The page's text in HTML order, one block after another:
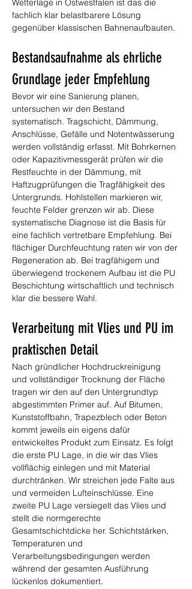
Wetterlage in Ostwestfalen ist das die
fachlich klar belastbarere Lösung
gegenüber klassischen Bahnenaufbauten.
Bestandsaufnahme als ehrliche
Grundlage jeder Empfehlung
Bevor wir eine Sanierung planen,
untersuchen wir den Bestand
systematisch. Tragschicht, Dämmung,
Anschlüsse, Gefälle und Notentwässerung
werden vollständig erfasst. Mit Bohrkernen
oder Kapazitivmessgerät prüfen wir die
Restfeuchte in der Dämmung, mit
Haftzugprüfungen die Tragfähigkeit des
Untergrunds. Hohlstellen markieren wir,
feuchte Felder grenzen wir ab. Diese
systematische Diagnose ist die Basis für
eine fachlich vertretbare Empfehlung. Bei
flächiger Durchfeuchtung raten wir von der
Regeneration ab. Bei tragfähigem und
überwiegend trockenem Aufbau ist die PU
Beschichtung wirtschaftlich und technisch
klar die bessere Wahl.
Verarbeitung mit Vlies und PU im
praktischen Detail
Nach gründlicher Hochdruckreinigung
und vollständiger Trocknung der Fläche
tragen wir den auf den Untergrundtyp
abgestimmten Primer auf. Auf Bitumen,
Kunststoffbahn, Trapezblech oder Beton
kommt jeweils ein eigens dafür
entwickeltes Produkt zum Einsatz. Es folgt
die erste PU Lage, in die wir das Vlies
vollflächig einlegen und mit Material
durchtränken. Wir streichen jede Falte aus
und vermeiden Lufteinschlüsse. Eine
zweite PU Lage versiegelt das Vlies und
stellt die normgerechte
Gesamtschichtdicke her. Schichtstärken,
Temperaturen und
Verarbeitungsbedingungen werden
während der gesamten Ausführung
lückenlos dokumentiert.